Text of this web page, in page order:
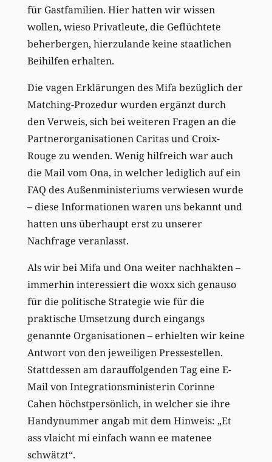
für Gastfamilien. Hier hatten wir wissen
wollen, wieso Privatleute, die Geflüchtete
beherbergen, hierzulande keine staatlichen
Beihilfen erhalten.
Die vagen Erklärungen des Mifa bezüglich der
Matching-Prozedur wurden ergänzt durch
den Verweis, sich bei weiteren Fragen an die
Partnerorganisationen Caritas und Croix-
Rouge zu wenden. Wenig hilfreich war auch
die Mail vom Ona, in welcher lediglich auf ein
FAQ des Außenministeriums verwiesen wurde
– diese Informationen waren uns bekannt und
hatten uns überhaupt erst zu unserer
Nachfrage veranlasst.
Als wir bei Mifa und Ona weiter nachhakten –
immerhin interessiert die woxx sich genauso
für die politische Strategie wie für die
praktische Umsetzung durch eingangs
genannte Organisationen – erhielten wir keine
Antwort von den jeweiligen Pressestellen.
Stattdessen am darauffolgenden Tag eine E-
Mail von Integrationsministerin Corinne
Cahen höchstpersönlich, in welcher sie ihre
Handynummer angab mit dem Hinweis: „Et
ass vlaicht mi einfach wann ee matenee
schwätzt“.